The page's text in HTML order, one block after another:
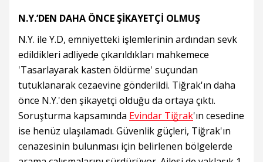
N.Y.’DEN DAHA ÖNCE ŞİKAYETÇİ OLMUŞ
N.Y. ile Y.D, emniyetteki işlemlerinin ardından sevk
edildikleri adliyede çıkarıldıkları mahkemece
'Tasarlayarak kasten öldürme' suçundan
tutuklanarak cezaevine gönderildi. Tiğrak'ın daha
önce N.Y.'den şikayetçi olduğu da ortaya çıktı.
Soruşturma kapsamında Evindar Tiğrak'ın cesedine
ise henüz ulaşılamadı. Güvenlik güçleri, Tiğrak'ın
cenazesinin bulunması için belirlenen bölgelerde